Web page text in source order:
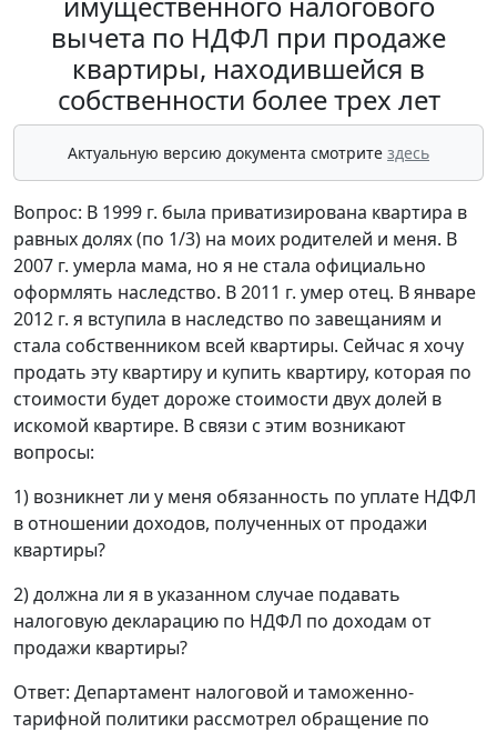
вычета по НДФЛ при продаже
квартиры, находившейся в
собственности более трех лет
Актуальную версию документа смотрите здесь
Вопрос: В 1999 г. была приватизирована квартира в
равных долях (по 1/3) на моих родителей и меня. В
2007 г. умерла мама, но я не стала официально
оформлять наследство. В 2011 г. умер отец. В январе
2012 г. я вступила в наследство по завещаниям и
стала собственником всей квартиры. Сейчас я хочу
продать эту квартиру и купить квартиру, которая по
стоимости будет дороже стоимости двух долей в
искомой квартире. В связи с этим возникают
вопросы:
1) возникнет ли у меня обязанность по уплате НДФЛ
в отношении доходов, полученных от продажи
квартиры?
2) должна ли я в указанном случае подавать
налоговую декларацию по НДФЛ по доходам от
продажи квартиры?
Ответ: Департамент налоговой и таможенно-
тарифной политики рассмотрел обращение по